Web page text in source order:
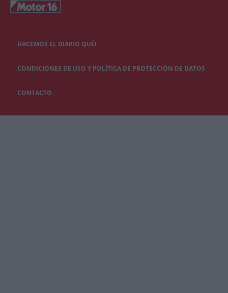
HACEMOS EL DIARIO QUÉ!
CONDICIONES DE USO Y POLÍTICA DE PROTECCIÓN DE DATOS
CONTACTO